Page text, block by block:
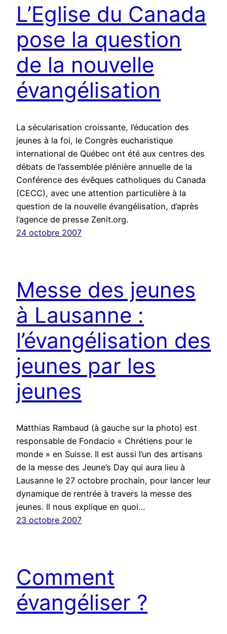
L’Eglise du Canada
pose la question
de la nouvelle
évangélisation
La sécularisation croissante, l’éducation des
jeunes à la foi, le Congrès eucharistique
international de Québec ont été aux centres des
débats de l’assemblée plénière annuelle de la
Conférence des évêques catholiques du Canada
(CECC), avec une attention particulière à la
question de la nouvelle évangélisation, d’après
l’agence de presse Zenit.org.
24 octobre 2007
Messe des jeunes
à Lausanne :
l’évangélisation des
jeunes par les
jeunes
Matthias Rambaud (à gauche sur la photo) est
responsable de Fondacio « Chrétiens pour le
monde » en Suisse. Il est aussi l’un des artisans
de la messe des Jeune’s Day qui aura lieu à
Lausanne le 27 octobre prochain, pour lancer leur
dynamique de rentrée à travers la messe des
jeunes. Il nous explique en quoi…
23 octobre 2007
Comment
évangéliser ?